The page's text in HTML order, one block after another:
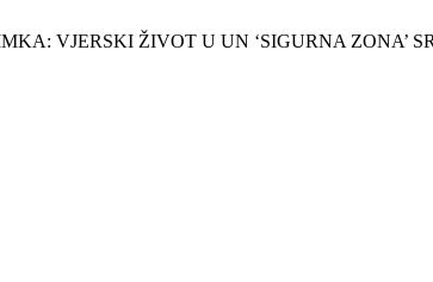
VJERSKI ŽIVOT U UN ‘SIGURNA ZONA’